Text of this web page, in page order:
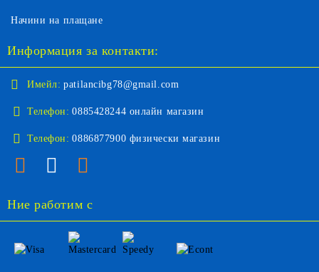
Начини на плащане
Информация за контакти:
Имейл: patilancibg78@gmail.com
Телефон: 0885428244 онлайн магазин
Телефон: 0886877900 физически магазин
Ние работим с